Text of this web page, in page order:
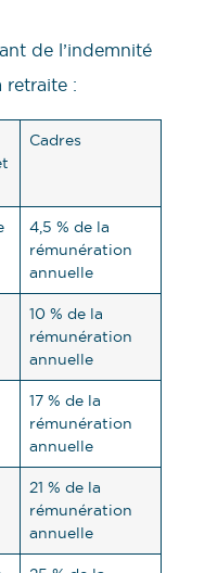
de l’indemnité
retraite :
Cadres
4,5 % de la
rémunération
annuelle
10 % de la
rémunération
annuelle
17 % de la
rémunération
annuelle
21 % de la
rémunération
annuelle